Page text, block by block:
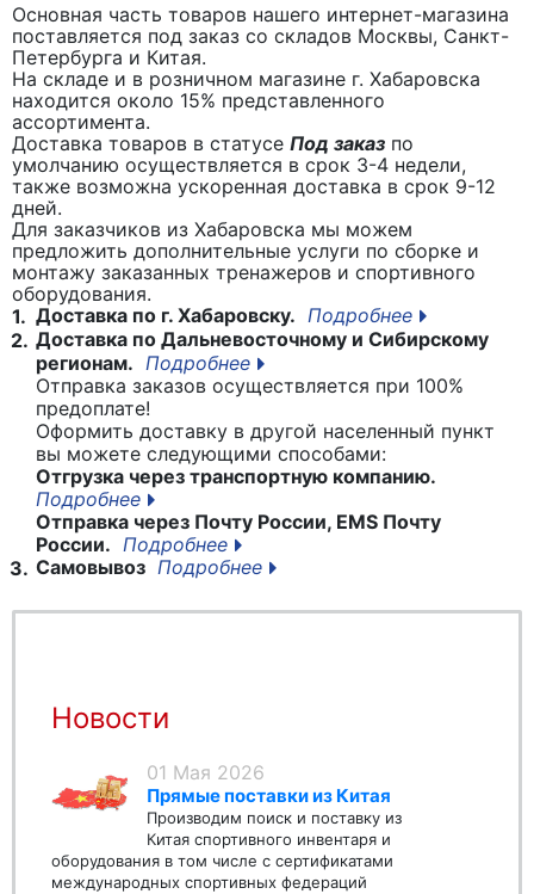
Основная часть товаров нашего интернет-магазина
поставляется под заказ со складов Москвы, Санкт-
Петербурга и Китая.
На складе и в розничном магазине г. Хабаровска
находится около 15% представленного
ассортимента.
Доставка товаров в статусе Под заказ по
умолчанию осуществляется в срок 3-4 недели,
также возможна ускоренная доставка в срок 9-12
дней.
Для заказчиков из Хабаровска мы можем
предложить дополнительные услуги по сборке и
монтажу заказанных тренажеров и спортивного
оборудования.
1. Доставка по г. Хабаровску. Подробнее
2. Доставка по Дальневосточному и Сибирскому
регионам. Подробнее
Отправка заказов осуществляется при 100%
предоплате!
Оформить доставку в другой населенный пункт
вы можете следующими способами:
Отгрузка через транспортную компанию.
Подробнее
Отправка через Почту России, EMS Почту
России. Подробнее
3. Самовывоз Подробнее
Новости
01 Мая 2026
Прямые поставки из Китая
Производим поиск и поставку из
Китая спортивного инвентаря и
оборудования в том числе с сертификатами
международных спортивных федераций